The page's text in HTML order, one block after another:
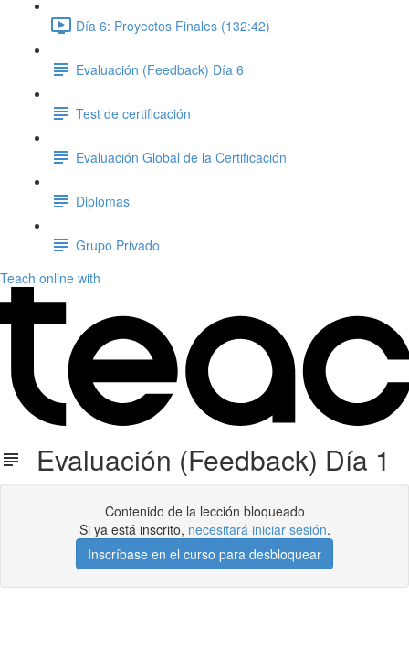
Día 6: Proyectos Finales (132:42)
Evaluación (Feedback) Día 6
Test de certificación
Evaluación Global de la Certificación
Diplomas
Grupo Privado
Teach online with
Evaluación (Feedback) Día 1
Contenido de la lección bloqueado
Si ya está inscrito, necesitará iniciar sesión.
Inscríbase en el curso para desbloquear